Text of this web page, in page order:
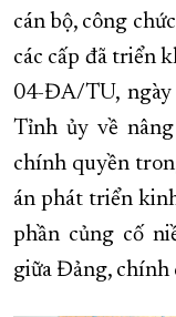
cán bộ, công
các cấp đã triển
04-ĐA/TU, ngày
Tỉnh ủy về
chính quyền
án phát triển
phần củng cố
giữa Đảng, chính